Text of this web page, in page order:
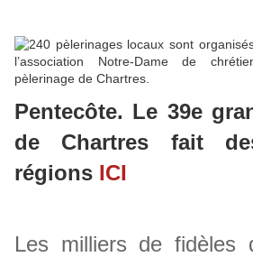
Pentecôte. Le 39e
de Chartres fait
régions ICI
Les milliers de fidèles